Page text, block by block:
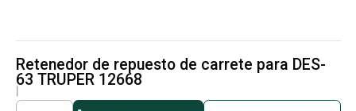
Retenedor de repuesto de carrete para DES-
63 TRUPER 12668